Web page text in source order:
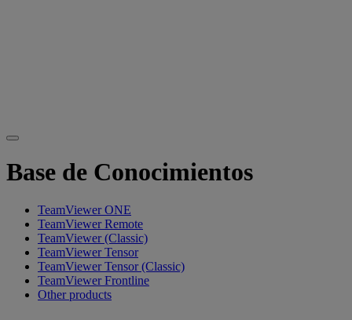
Base de Conocimientos
TeamViewer ONE
TeamViewer Remote
TeamViewer (Classic)
TeamViewer Tensor
TeamViewer Tensor (Classic)
TeamViewer Frontline
Other products